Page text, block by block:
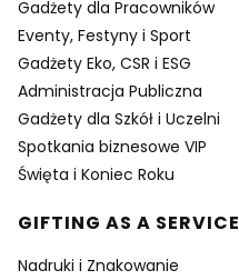
Gadżety dla Pracowników
Eventy, Festyny i Sport
Gadżety Eko, CSR i ESG
Administracja Publiczna
Gadżety dla Szkół i Uczelni
Spotkania biznesowe VIP
Święta i Koniec Roku
GIFTING AS A SERVICE
Nadruki i Znakowanie